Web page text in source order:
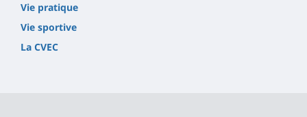
Vie pratique
Vie sportive
La CVEC